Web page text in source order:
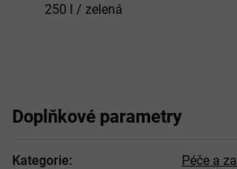
250 l / zelená
Doplňkové parametry
Kategorie: Péče a